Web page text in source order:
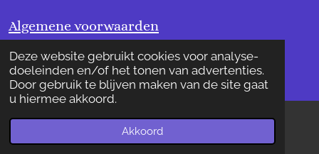
Deze website gebruikt cookies voor analyse-
doeleinden en/of het tonen van advertenties.
Door gebruik te blijven maken van de site gaat
u hiermee akkoord.
Akkoord
Algemene voorwaarden
Powered byJouwWeb